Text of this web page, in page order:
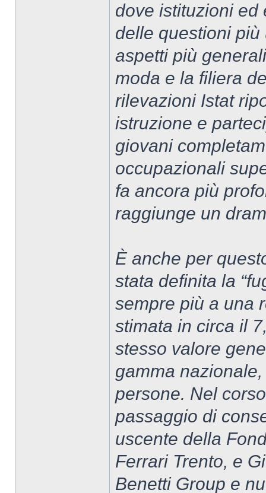
dove istituzioni ed
delle questioni
aspetti più
moda e la filiera
rilevazioni Istat
istruzione e
giovani
occupazionali
fa ancora più
raggiunge un
È anche per
stata definita la
sempre più a una
stimata in circa il
stesso valore
gamma
persone. Nel
passaggio di
uscente della
Ferrari Trento, e
Benetti Group e